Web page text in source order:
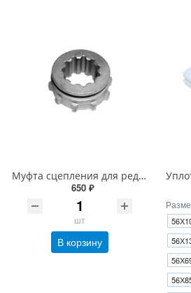
Муфта сцепления для редуктора МБ-2, МБ-23
650 ₽
шт
В корзину